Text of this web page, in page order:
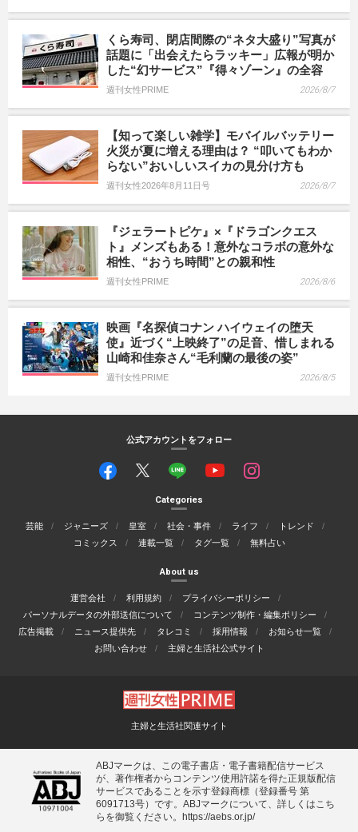
くら寿司、閉店間際の“ネタ大盛り”写真が
話題に「出会えたらラッキー」広報が明か
した“幻サービス”『得々ゾーン』の全容
週刊女性PRIME 2026/8/7
【知って楽しい雑学】モバイルバッテリー
火災が夏に増える理由は？ “叩いてもわか
らない”おいしいスイカの見分け方も
週刊女性2026年8月11日号 2026/8/7
『ジェラートピケ』×『ドラゴンクエス
ト』メンズもある！意外なコラボの意外な
相性、“おうち時間”との親和性
週刊女性PRIME 2026/8/6
映画『名探偵コナン ハイウェイの堕天
使』近づく“上映終了”の足音、惜しまれる
山崎和佳奈さん“毛利蘭の最後の姿”
週刊女性PRIME 2026/8/5
公式アカウントをフォロー
Categories
芸能 ジャニーズ 皇室 社会・事件 ライフ
トレンド
コミックス
連載一覧 タグ一覧 無料占い
About us
運営会社 利用規約
プライバシーポリシー
パーソナルデータの外部送信について
コンテンツ制作・編集ポリシー
広告掲載
ニュース提供先 タレコミ 採用情報
お知らせ一覧
お問い合わせ
主婦と生活社公式サイト
主婦と生活社関連サイト
ABJマークは、この電子書店・電子書籍配信サービス
が、著作権者からコンテンツ使用許諾を得た正規版配信
サービスであることを示す登録商標（登録番号 第
6091713号）です。ABJマークについて、詳しくはこち
らを御覧ください。 https://aebs.or.jp/